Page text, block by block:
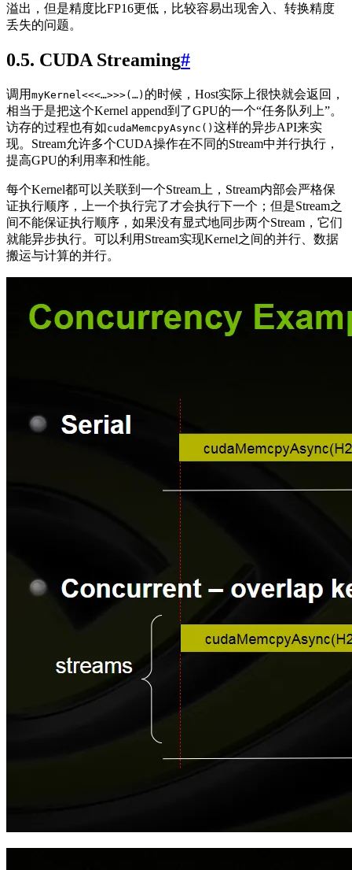
溢出，但是精度比FP16更低，比较容易出现舍入、转换精度
丢失的问题。
0.5. CUDA Streaming#
调用 myKernel<<<…>>>(…) 的时候，Host实际上很快就会返回，
相当于是把这个Kernel append到了GPU的一个“任务队列上”。
访存的过程也有如cudaMemcpyAsync() 这样的异步API来实
现。Stream允许多个CUDA操作在不同的Stream中并行执行，
提高GPU的利用率和性能。
每个Kernel都可以关联到一个Stream上，Stream内部会严格保
证执行顺序，上一个执行完了才会执行下一个；但是Stream之
间不能保证执行顺序，如果没有显式地同步两个Stream，它们
就能异步执行。可以利用Stream实现Kernel之间的并行、数据
搬运与计算的并行。